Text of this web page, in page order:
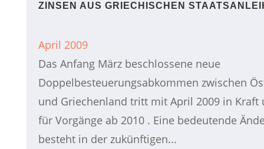
ZINSEN AUS GRIECHISCHEN
April 2009
Das Anfang März beschlossene neue
Doppelbesteuerungsabkommen zwischen
und Griechenland tritt mit April 2009 in Kraft
für Vorgänge ab 2010 . Eine bedeutende
besteht in der zukünftigen...